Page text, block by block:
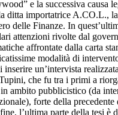
e la successiva causa
ditta importatrice A.CO.L.,
delle Finanze. In
attenzioni rivolte dal
affrontate dalla carta
modalità di
inserire un’intervista
che fu tra i primi a
ambito pubblicistico (da
forte della precedente
l’ultima parte della tesi è